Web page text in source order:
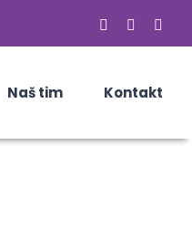
Facebook
Email
Naš tim Kontakt